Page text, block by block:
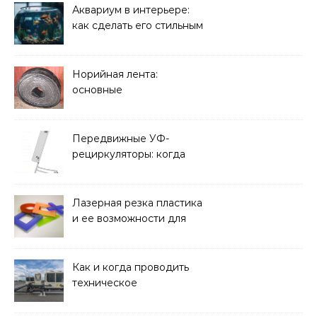
решать
Аквариум в интерьере:
как сделать его стильным
Норийная лента:
основные
и советы по выбору
Передвижные УФ-
рециркуляторы: когда
Лазерная резка пластика
и ее возможности для
Как и когда проводить
техническое